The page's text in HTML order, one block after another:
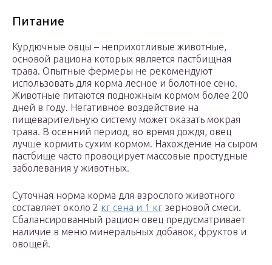
Питание
Курдючные овцы – неприхотливые животные,
основой рациона которых является пастбищная
трава. Опытные фермеры не рекомендуют
использовать для корма лесное и болотное сено.
Животные питаются подножным кормом более 200
дней в году. Негативное воздействие на
пищеварительную систему может оказать мокрая
трава. В осенний период, во время дождя, овец
лучше кормить сухим кормом. Нахождение на сыром
пастбище часто провоцирует массовые простудные
заболевания у животных.
Суточная норма корма для взрослого животного
составляет около 2 кг сена и 1 кг зерновой смеси.
Сбалансированный рацион овец предусматривает
наличие в меню минеральных добавок, фруктов и
овощей.